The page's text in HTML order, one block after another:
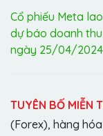
Cổ phiếu Meta
dự báo doanh
ngày 25/04/2024
TUYÊN BỐ MIỄN
(Forex), hàng